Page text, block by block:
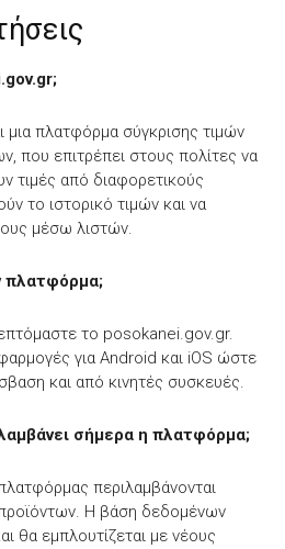
πλατφόρμα σύγκρισης τιμών
που επιτρέπει στους πολίτες να
τιμές από διαφορετικούς
το ιστορικό τιμών και να
μέσω λιστών.
πλατφόρμα;
το posokanei.gov.gr.
για Android και iOS ώστε
και από κινητές συσκευές.
σήμερα η πλατφόρμα;
περιλαμβάνονται
Η βάση δεδομένων
θα εμπλουτίζεται με νέους